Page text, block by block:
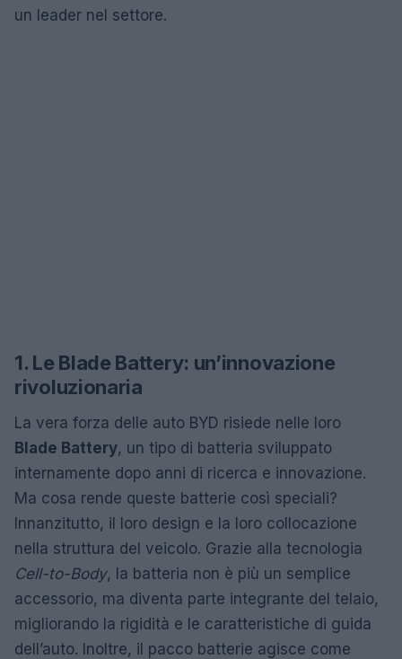
un leader nel settore.
1. Le Blade Battery: un’innovazione
rivoluzionaria
La vera forza delle auto BYD risiede nelle loro
Blade Battery, un tipo di batteria sviluppato
internamente dopo anni di ricerca e innovazione.
Ma cosa rende queste batterie così speciali?
Innanzitutto, il loro design e la loro collocazione
nella struttura del veicolo. Grazie alla tecnologia
Cell-to-Body, la batteria non è più un semplice
accessorio, ma diventa parte integrante del telaio,
migliorando la rigidità e le caratteristiche di guida
dell’auto. Inoltre, il pacco batterie agisce come